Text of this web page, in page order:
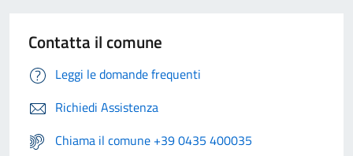
Contatta il comune
Leggi le domande frequenti
Richiedi Assistenza
Chiama il comune +39 0435 400035